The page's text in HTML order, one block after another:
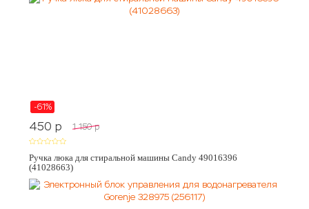
-61%
450 p 1 150 p
Ручка люка для стиральной машины Candy 49016396
(41028663)